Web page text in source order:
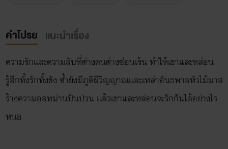
คำโปรย แนะนำเรื่อง
ความรักและความลับที่ต่างคนต่างซ่อนเร้น ทำให้เขาและหล่อน
รู้สึกทั้งรักทั้งชัง ซ้ำยังมีภูติผีวิญญาณและเหล่าอันธพาลหัวไม้มาส
ร้างความอลหม่านปั่นป่วน แล้วเขาและหล่อนจะรักกันได้อย่างไร
หนอ